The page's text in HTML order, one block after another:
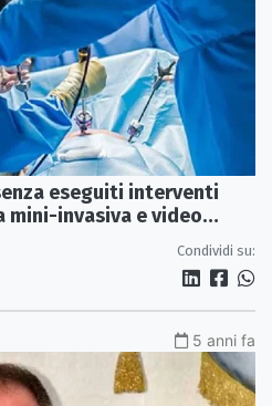
eseguiti interventi
mini-invasiva e video
Condividi su:
5 anni fa